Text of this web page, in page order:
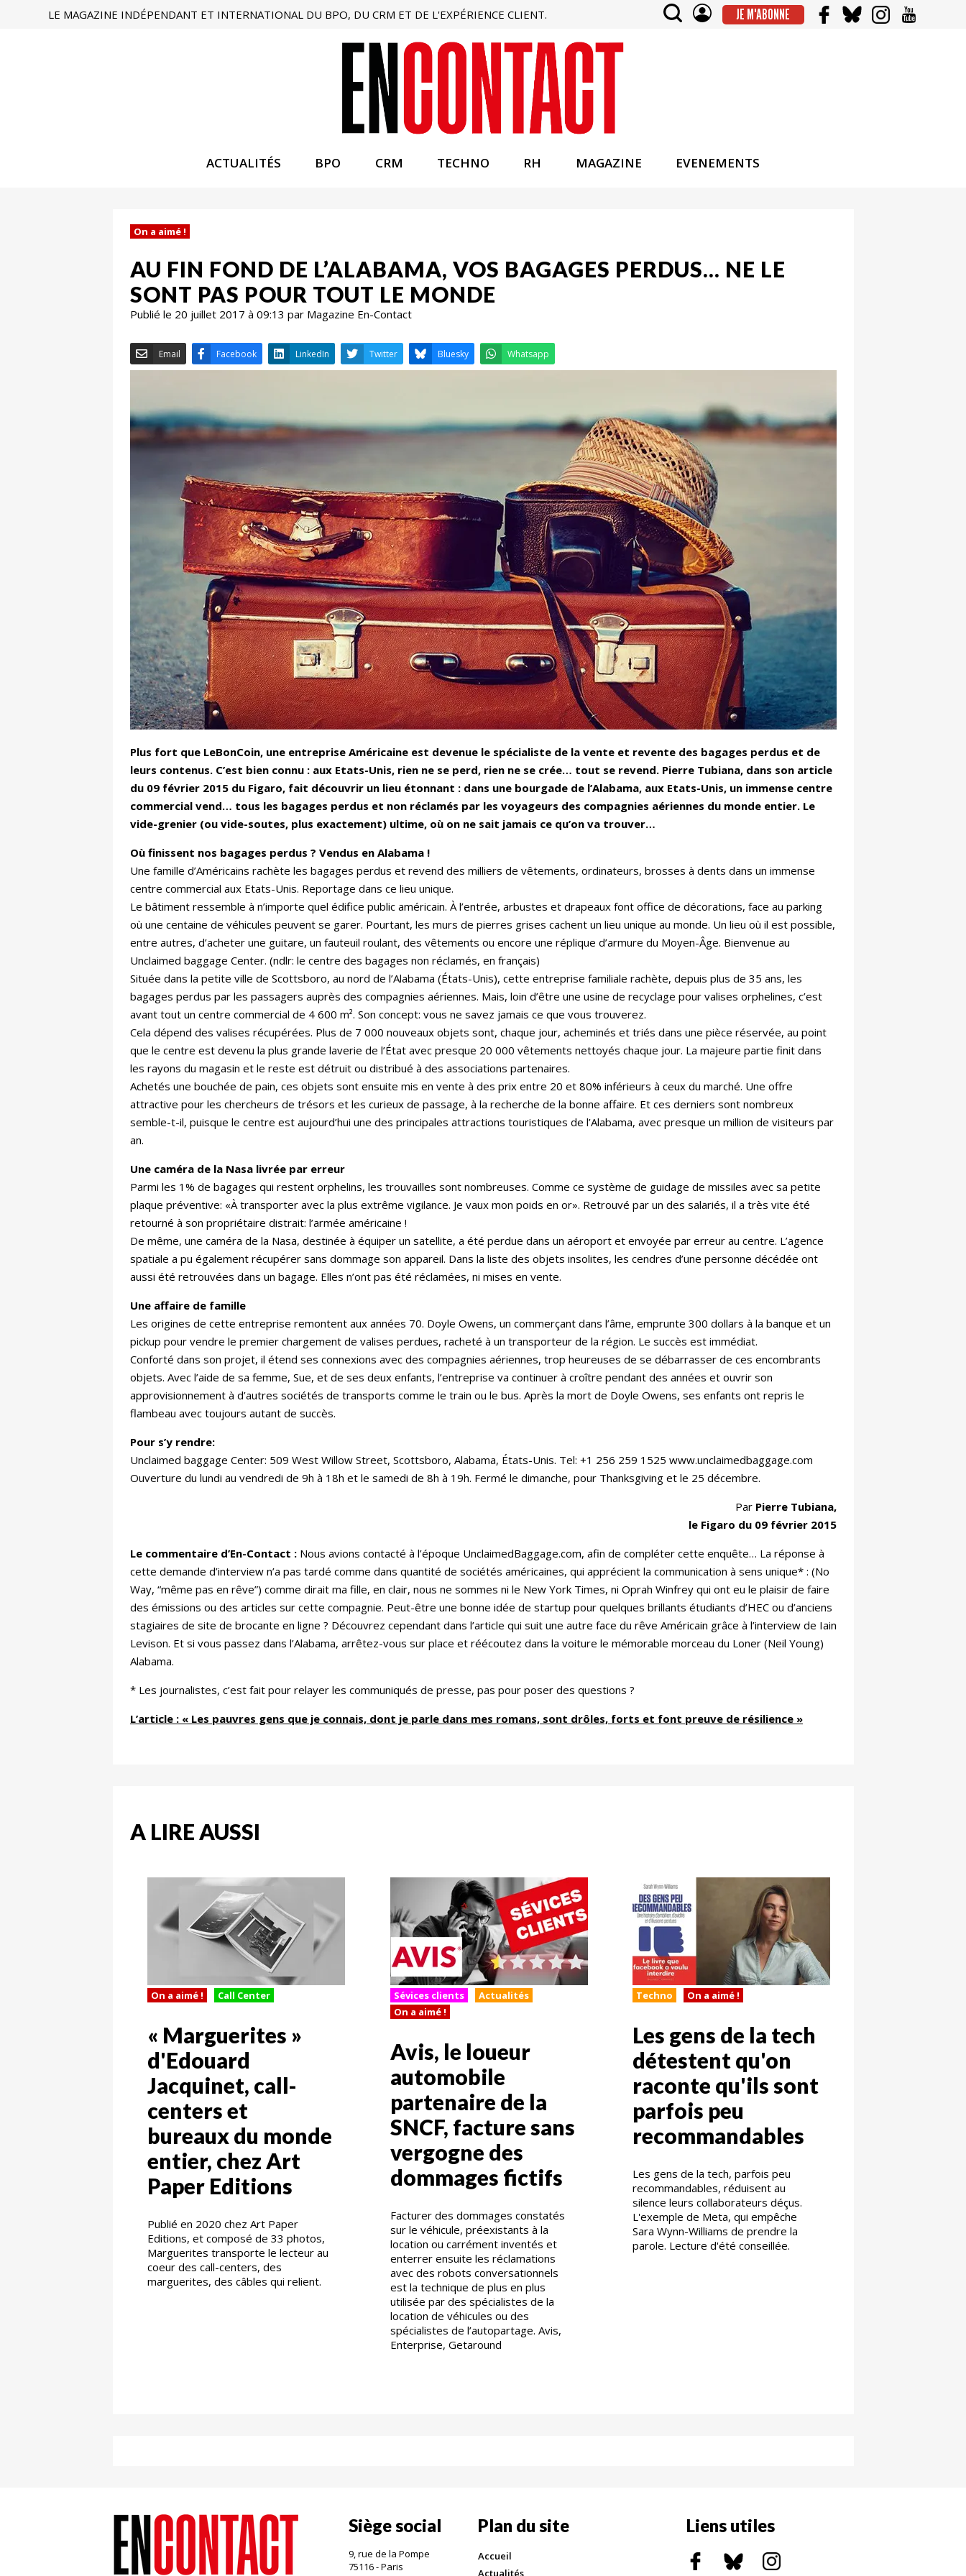
LE MAGAZINE INDÉPENDANT ET INTERNATIONAL DU BPO, DU CRM ET DE L'EXPÉRIENCE CLIENT. JE M'ABONNE
ACTUALITÉS BPO CRM TECHNO RH MAGAZINE EVENEMENTS
On a aimé !
AU FIN FOND DE L’ALABAMA, VOS BAGAGES PERDUS… NE LE
SONT PAS POUR TOUT LE MONDE
Publié le 20 juillet 2017 à 09:13 par Magazine En-Contact
Email Facebook LinkedIn Bluesky Whatsapp
Plus fort que LeBonCoin, une entreprise Américaine est devenue le spécialiste de la vente et revente des bagages perdus et de
leurs contenus. C’est bien connu : aux Etats-Unis, rien ne se perd, rien ne se crée… tout se revend. Pierre Tubiana, dans son article
du 09 février 2015 du Figaro, fait découvrir un lieu étonnant : dans une bourgade de l’Alabama, aux Etats-Unis, un immense centre
commercial vend… tous les bagages perdus et non réclamés par les voyageurs des compagnies aériennes du monde entier. Le
vide-grenier (ou vide-soutes, plus exactement) ultime, où on ne sait jamais ce qu’on va trouver…
Où finissent nos bagages perdus ? Vendus en Alabama !
Une famille d’Américains rachète les bagages perdus et revend des milliers de vêtements, ordinateurs, brosses à dents dans un immense
centre commercial aux Etats-Unis. Reportage dans ce lieu unique.
Le bâtiment ressemble à n’importe quel édifice public américain. À l’entrée, arbustes et drapeaux font office de décorations, face au parking
où une centaine de véhicules peuvent se garer. Pourtant, les murs de pierres grises cachent un lieu unique au monde. Un lieu où il est possible,
entre autres, d’acheter une guitare, un fauteuil roulant, des vêtements ou encore une réplique d’armure du Moyen-Âge. Bienvenue au
Unclaimed baggage Center. (ndlr: le centre des bagages non réclamés, en français)
Située dans la petite ville de Scottsboro, au nord de l’Alabama (États-Unis), cette entreprise familiale rachète, depuis plus de 35 ans, les
bagages perdus par les passagers auprès des compagnies aériennes. Mais, loin d’être une usine de recyclage pour valises orphelines, c’est
avant tout un centre commercial de 4 600 m². Son concept: vous ne savez jamais ce que vous trouverez.
Cela dépend des valises récupérées. Plus de 7 000 nouveaux objets sont, chaque jour, acheminés et triés dans une pièce réservée, au point
que le centre est devenu la plus grande laverie de l’État avec presque 20 000 vêtements nettoyés chaque jour. La majeure partie finit dans
les rayons du magasin et le reste est détruit ou distribué à des associations partenaires.
Achetés une bouchée de pain, ces objets sont ensuite mis en vente à des prix entre 20 et 80% inférieurs à ceux du marché. Une offre
attractive pour les chercheurs de trésors et les curieux de passage, à la recherche de la bonne affaire. Et ces derniers sont nombreux
semble-t-il, puisque le centre est aujourd’hui une des principales attractions touristiques de l’Alabama, avec presque un million de visiteurs par
an.
Une caméra de la Nasa livrée par erreur
Parmi les 1% de bagages qui restent orphelins, les trouvailles sont nombreuses. Comme ce système de guidage de missiles avec sa petite
plaque préventive: «À transporter avec la plus extrême vigilance. Je vaux mon poids en or». Retrouvé par un des salariés, il a très vite été
retourné à son propriétaire distrait: l’armée américaine !
De même, une caméra de la Nasa, destinée à équiper un satellite, a été perdue dans un aéroport et envoyée par erreur au centre. L’agence
spatiale a pu également récupérer sans dommage son appareil. Dans la liste des objets insolites, les cendres d’une personne décédée ont
aussi été retrouvées dans un bagage. Elles n’ont pas été réclamées, ni mises en vente.
Une affaire de famille
Les origines de cette entreprise remontent aux années 70. Doyle Owens, un commerçant dans l’âme, emprunte 300 dollars à la banque et un
pickup pour vendre le premier chargement de valises perdues, racheté à un transporteur de la région. Le succès est immédiat.
Conforté dans son projet, il étend ses connexions avec des compagnies aériennes, trop heureuses de se débarrasser de ces encombrants
objets. Avec l’aide de sa femme, Sue, et de ses deux enfants, l’entreprise va continuer à croître pendant des années et ouvrir son
approvisionnement à d’autres sociétés de transports comme le train ou le bus. Après la mort de Doyle Owens, ses enfants ont repris le
flambeau avec toujours autant de succès.
Pour s’y rendre:
Unclaimed baggage Center: 509 West Willow Street, Scottsboro, Alabama, États-Unis. Tel: +1 256 259 1525 www.unclaimedbaggage.com
Ouverture du lundi au vendredi de 9h à 18h et le samedi de 8h à 19h. Fermé le dimanche, pour Thanksgiving et le 25 décembre.
Par Pierre Tubiana,
le Figaro du 09 février 2015
Le commentaire d’En-Contact : Nous avions contacté à l’époque UnclaimedBaggage.com, afin de compléter cette enquête… La réponse à
cette demande d’interview n’a pas tardé comme dans quantité de sociétés américaines, qui apprécient la communication à sens unique* : (No
Way, “même pas en rêve”) comme dirait ma fille, en clair, nous ne sommes ni le New York Times, ni Oprah Winfrey qui ont eu le plaisir de faire
des émissions ou des articles sur cette compagnie. Peut-être une bonne idée de startup pour quelques brillants étudiants d’HEC ou d’anciens
stagiaires de site de brocante en ligne ? Découvrez cependant dans l’article qui suit une autre face du rêve Américain grâce à l’interview de Iain
Levison. Et si vous passez dans l’Alabama, arrêtez-vous sur place et réécoutez dans la voiture le mémorable morceau du Loner (Neil Young)
Alabama.
* Les journalistes, c’est fait pour relayer les communiqués de presse, pas pour poser des questions ?
L’article : « Les pauvres gens que je connais, dont je parle dans mes romans, sont drôles, forts et font preuve de résilience »
A LIRE AUSSI
On a aimé ! Call Center
« Marguerites »
d'Edouard
Jacquinet, call-
centers et
bureaux du monde
entier, chez Art
Paper Editions
Publié en 2020 chez Art Paper
Editions, et composé de 33 photos,
Marguerites transporte le lecteur au
coeur des call-centers, des
marguerites, des câbles qui relient.
Sévices clients
Actualités
On a aimé !
Avis, le loueur
automobile
partenaire de la
SNCF, facture sans
vergogne des
dommages fictifs
Facturer des dommages constatés
sur le véhicule, préexistants à la
location ou carrément inventés et
enterrer ensuite les réclamations
avec des robots conversationnels
est la technique de plus en plus
utilisée par des spécialistes de la
location de véhicules ou des
spécialistes de l’autopartage. Avis,
Enterprise, Getaround
Techno On a aimé !
Les gens de la tech
détestent qu'on
raconte qu'ils sont
parfois peu
recommandables
Les gens de la tech, parfois peu
recommandables, réduisent au
silence leurs collaborateurs déçus.
L'exemple de Meta, qui empêche
Sara Wynn-Williams de prendre la
parole. Lecture d'été conseillée.
Siège social
9, rue de la Pompe
75116 - Paris
Plan du site
Accueil
Actualités
Liens utiles